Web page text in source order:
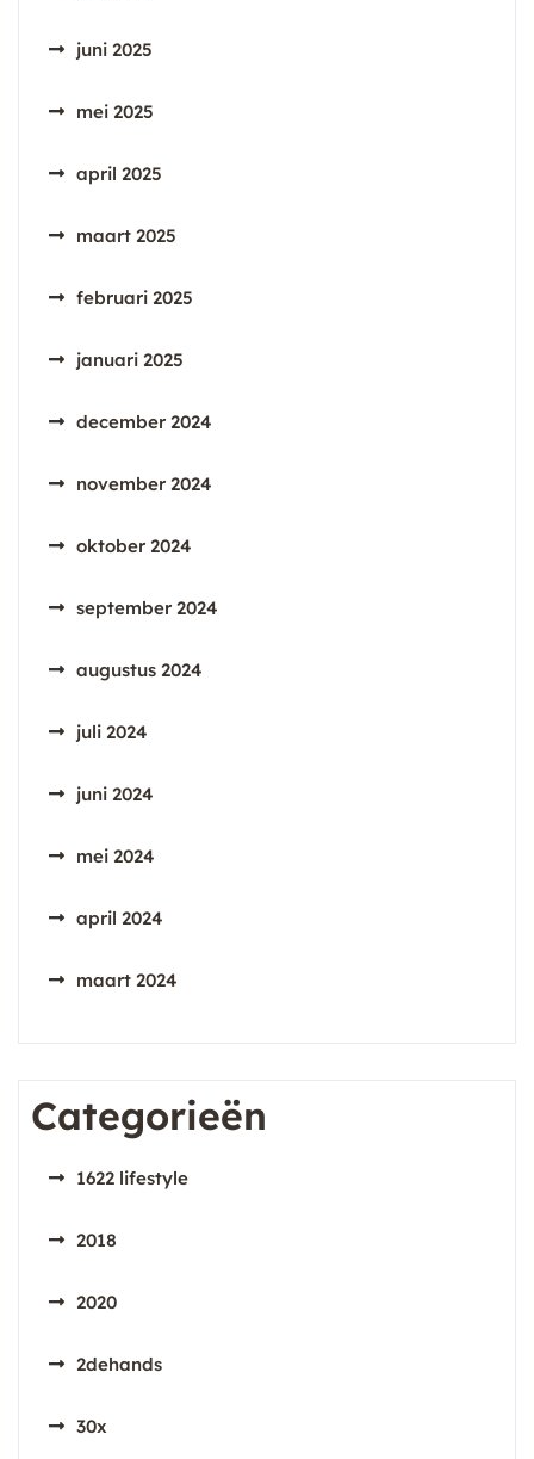
juni 2025
mei 2025
april 2025
maart 2025
februari 2025
januari 2025
december 2024
november 2024
oktober 2024
september 2024
augustus 2024
juli 2024
juni 2024
mei 2024
april 2024
maart 2024
Categorieën
1622 lifestyle
2018
2020
2dehands
30x